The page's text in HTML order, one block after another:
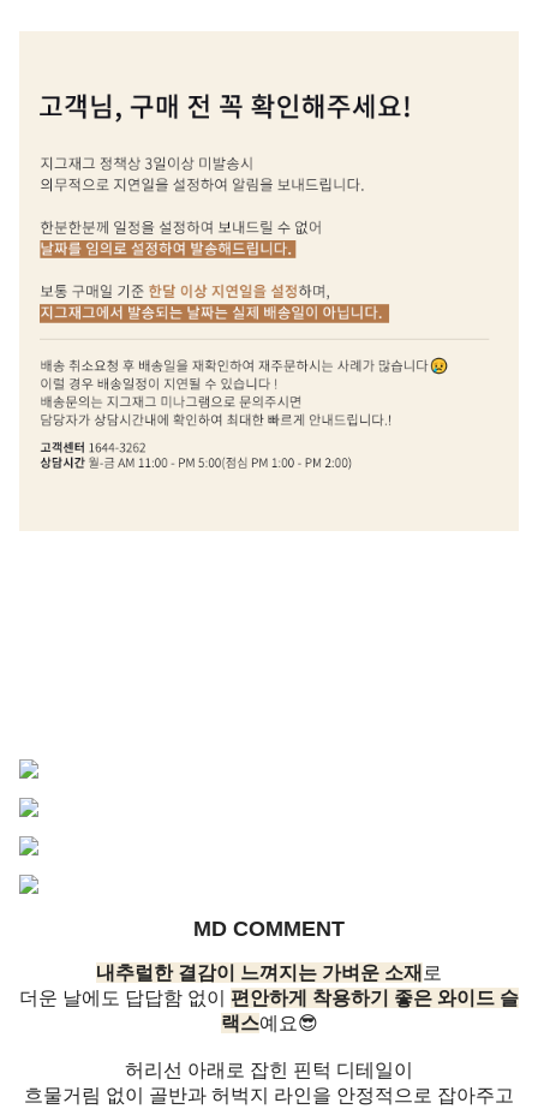
MD COMMENT
내추럴한 결감이 느껴지는 가벼운 소재 로
더운 날에도 답답함 없이 편안하게 착용하기 좋은 와이드 슬
랙스예요😎
허리선 아래로 잡힌 핀턱 디테일이
흐물거림 없이 골반과 허벅지 라인을 안정적으로 잡아주고